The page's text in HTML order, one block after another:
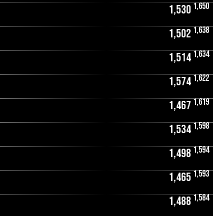
1,530 1,650
1,502 1,638
1,514 1,634
1,574 1,622
1,467 1,619
1,534 1,598
1,498 1,594
1,465 1,593
1,488 1,584